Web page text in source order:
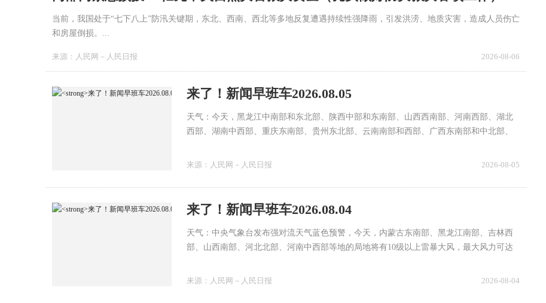
当前，我国处于“七下八上”防汛关键期，东北、西南、西北等多地反复遭遇持续性强降雨，引发洪涝、地质灾害，造成人员伤亡
和房屋倒损。...
来源： 人民网－人民日报 2026-08-06
来了！新闻早班车2026.08.05
天气：今天，黑龙江中南部和东北部、陕西中部和东南部、山西西南部、河南西部、湖北
西部、湖南中西部、重庆东南部、贵州东北部、云南南部和西部、广西东南部和中北部、
来源： 人民网－人民日报 2026-08-05
来了！新闻早班车2026.08.04
天气：中央气象台发布强对流天气蓝色预警，今天，内蒙古东南部、黑龙江南部、吉林西
部、山西南部、河北北部、河南中西部等地的局地将有10级以上雷暴大风，最大风力可达
来源： 人民网－人民日报 2026-08-04